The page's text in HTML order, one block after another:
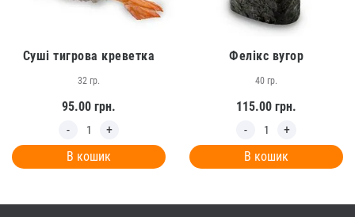
Суші тигрова креветка
32 гр.
95.00 грн.
В кошик
Фелікс вугор
40 гр.
115.00 грн.
В кошик